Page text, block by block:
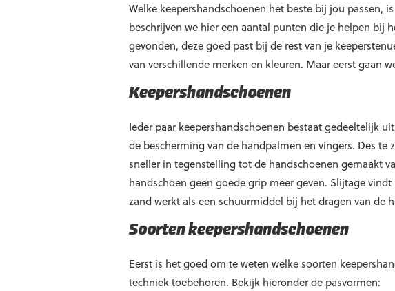
Welke keepershandschoenen het beste bij jou passen,
beschrijven we hier een aantal punten die je helpen bij
gevonden, deze goed past bij de rest van je
van verschillende merken en kleuren. Maar eerst gaan
Keepershandschoenen
Ieder paar keepershandschoenen bestaat gedeeltelijk
de bescherming van de handpalmen en vingers. Des
sneller in tegenstelling tot de handschoenen gemaakt
handschoen geen goede grip meer geven. Slijtage
zand werkt als een schuurmiddel bij het dragen van de
Soorten keepershandschoenen
Eerst is het goed om te weten welke soorten
techniek toebehoren. Bekijk hieronder de pasvormen: